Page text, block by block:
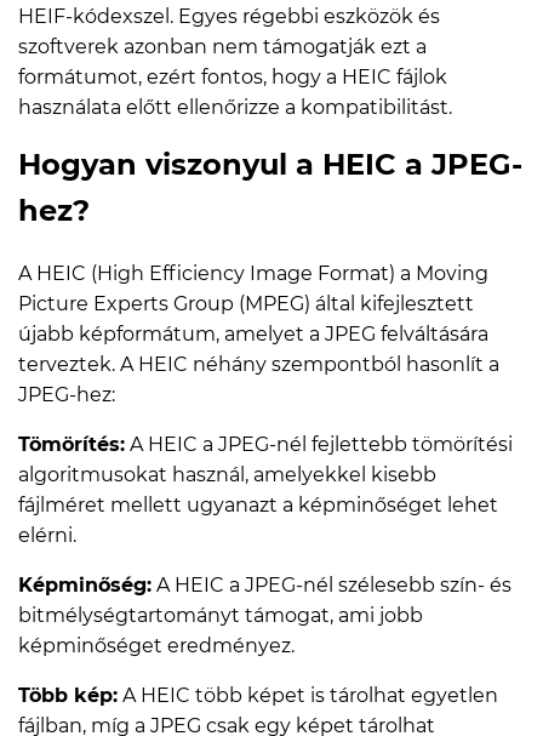
HEIF-kódexszel. Egyes régebbi eszközök és
szoftverek azonban nem támogatják ezt a
formátumot, ezért fontos, hogy a HEIC fájlok
használata előtt ellenőrizze a kompatibilitást.
Hogyan viszonyul a HEIC a JPEG-
hez?
A HEIC (High Efficiency Image Format) a Moving
Picture Experts Group (MPEG) által kifejlesztett
újabb képformátum, amelyet a JPEG felváltására
terveztek. A HEIC néhány szempontból hasonlít a
JPEG-hez:
Tömörítés: A HEIC a JPEG-nél fejlettebb tömörítési
algoritmusokat használ, amelyekkel kisebb
fájlméret mellett ugyanazt a képminőséget lehet
elérni.
Képminőség: A HEIC a JPEG-nél szélesebb szín- és
bitmélységtartományt támogat, ami jobb
képminőséget eredményez.
Több kép: A HEIC több képet is tárolhat egyetlen
fájlban, míg a JPEG csak egy képet tárolhat